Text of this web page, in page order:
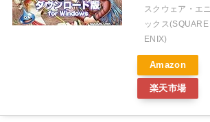
スクウェア・エニ
ックス(SQUARE
ENIX)
Amazon
楽天市場